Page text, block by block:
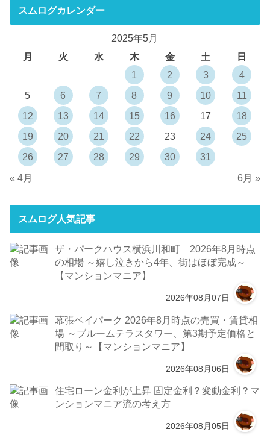
スムログカレンダー
2025年5月
月
火 水 木 金 土
日
1
2 3
4
5
6 7 8 9 10
11
12
13 14 15 16 17
18
19
20 21 22 23 24
25
26
27 28 29 30
31
« 4月
6月 »
スムログ人気記事
ザ・パークハウス横浜川和町 2026年8月時点
の相場 ～嬉し泣きから4年、街はほぼ完成～
【マンションマニア】
2026年08月07日
幕張ベイパーク 2026年8月時点の売買・賃貸相
場 ～ブルームテラスタワー、第3期予定価格と
間取り～【マンションマニア】
2026年08月06日
住宅ローン金利が上昇 固定金利？変動金利？マ
ンションマニア流の考え方
2026年08月05日